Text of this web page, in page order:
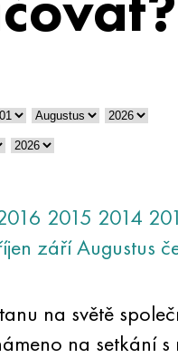
2015 2014
záříAugustus
na světě
na setkání